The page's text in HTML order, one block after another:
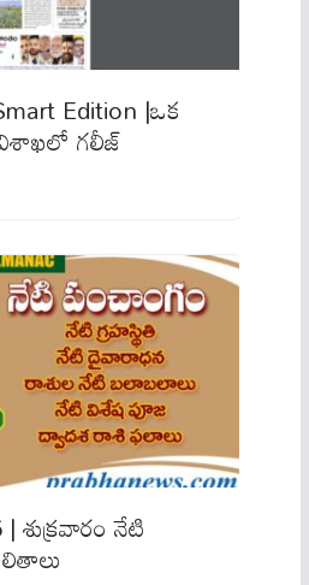
Edition |ఒక
గలీజ్​
శుక్రవారం నేటి